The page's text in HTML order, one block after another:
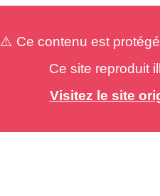
⚠️ Ce contenu est
Ce site reproduit
Visitez le site